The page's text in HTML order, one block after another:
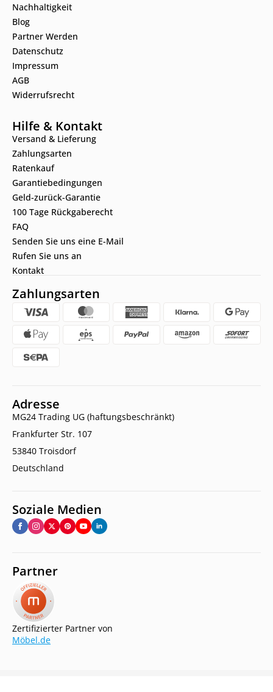
Nachhaltigkeit
Blog
Partner Werden
Datenschutz
Impressum
AGB
Widerrufsrecht
Hilfe & Kontakt
Versand & Lieferung
Zahlungsarten
Ratenkauf
Garantiebedingungen
Geld-zurück-Garantie
100 Tage Rückgaberecht
FAQ
Senden Sie uns eine E-Mail
Rufen Sie uns an
Kontakt
Zahlungsarten
Adresse
MG24 Trading UG (haftungsbeschränkt)
Frankfurter Str. 107
53840 Troisdorf
Deutschland
Soziale Medien
Partner
Zertifizierter Partner von
Möbel.de